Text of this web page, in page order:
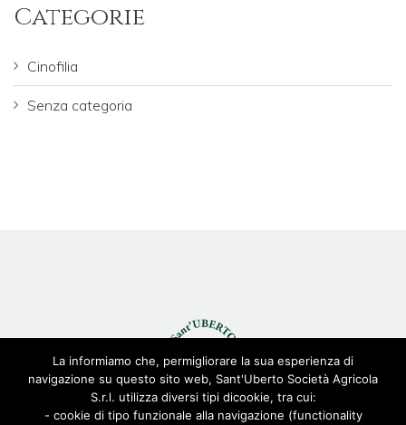
Categorie
Cinofilia
Senza categoria
La informiamo che, permigliorare la sua esperienza di
navigazione su questo sito web, Sant'Uberto Società Agricola
S.r.l. utilizza diversi tipi dicookie, tra cui:
- cookie di tipo funzionale alla navigazione (functionality